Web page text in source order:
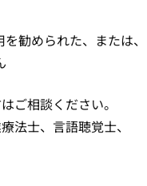
勧められた、または、
ご相談ください。
法士、言語聴覚士、